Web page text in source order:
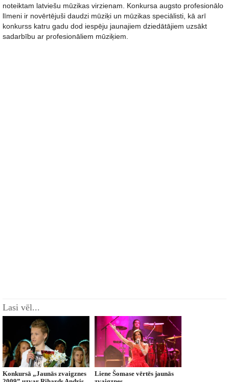
noteiktam latviešu mūzikas virzienam. Konkursa augsto profesionālo
līmeni ir novērtējuši daudzi mūziķi un mūzikas speciālisti, kā arī
konkurss katru gadu dod iespēju jaunajiem dziedātājiem uzsākt
sadarbību ar profesionāliem mūziķiem.
Lasi vēl...
Konkursā „Jaunās zvaigznes
Liene Šomase vērtēs jaunās